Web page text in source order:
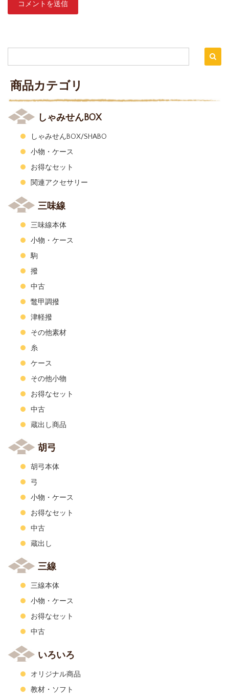
商品カテゴリ
しゃみせんBOX
しゃみせんBOX/SHABO
小物・ケース
お得なセット
関連アクセサリー
三味線
三味線本体
小物・ケース
駒
撥
中古
鼈甲調撥
津軽撥
その他素材
糸
ケース
その他小物
お得なセット
中古
蔵出し商品
胡弓
胡弓本体
弓
小物・ケース
お得なセット
中古
蔵出し
三線
三線本体
小物・ケース
お得なセット
中古
いろいろ
オリジナル商品
教材・ソフト